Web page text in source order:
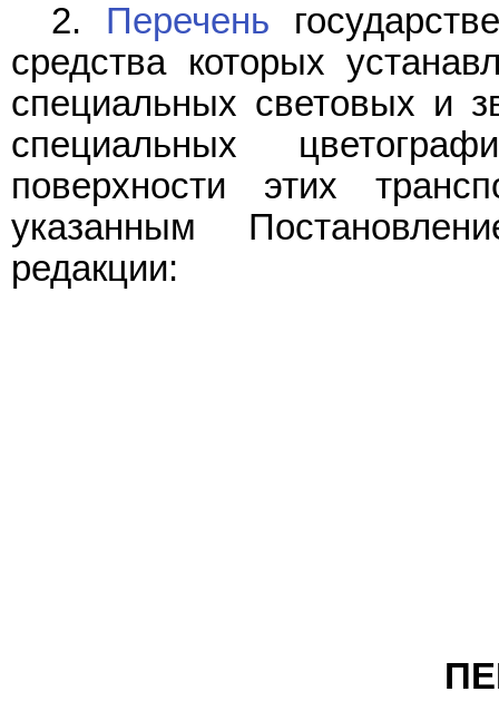
2. Перечень
средства которых
специальных световых и
специальных
поверхности этих
указанным
редакции: